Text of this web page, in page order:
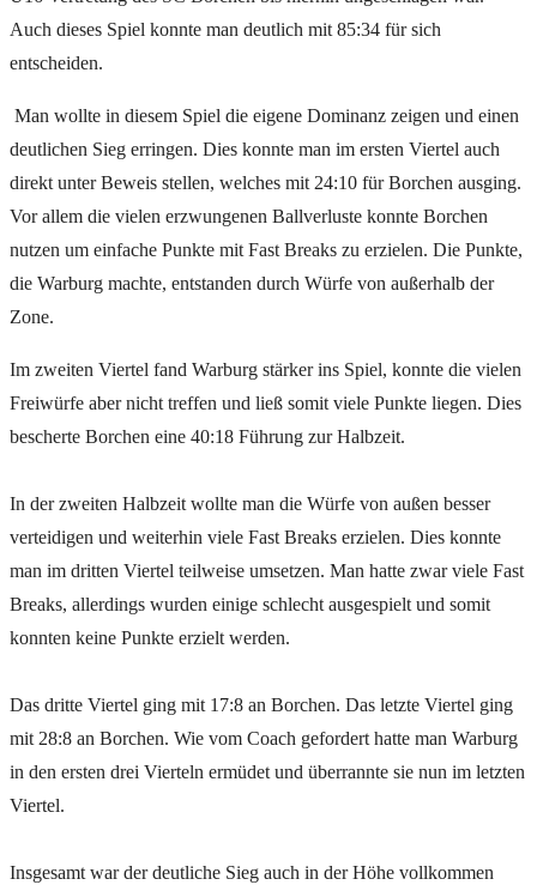
Auch dieses Spiel konnte man deutlich mit 85:34 für sich
entscheiden.
Man wollte in diesem Spiel die eigene Dominanz zeigen und einen
deutlichen Sieg erringen. Dies konnte man im ersten Viertel auch
direkt unter Beweis stellen, welches mit 24:10 für Borchen ausging.
Vor allem die vielen erzwungenen Ballverluste konnte Borchen
nutzen um einfache Punkte mit Fast Breaks zu erzielen. Die Punkte,
die Warburg machte, entstanden durch Würfe von außerhalb der
Zone.
Im zweiten Viertel fand Warburg stärker ins Spiel, konnte die vielen
Freiwürfe aber nicht treffen und ließ somit viele Punkte liegen. Dies
bescherte Borchen eine 40:18 Führung zur Halbzeit.
In der zweiten Halbzeit wollte man die Würfe von außen besser
verteidigen und weiterhin viele Fast Breaks erzielen. Dies konnte
man im dritten Viertel teilweise umsetzen. Man hatte zwar viele Fast
Breaks, allerdings wurden einige schlecht ausgespielt und somit
konnten keine Punkte erzielt werden.
Das dritte Viertel ging mit 17:8 an Borchen. Das letzte Viertel ging
mit 28:8 an Borchen. Wie vom Coach gefordert hatte man Warburg
in den ersten drei Vierteln ermüdet und überrannte sie nun im letzten
Viertel.
Insgesamt war der deutliche Sieg auch in der Höhe vollkommen